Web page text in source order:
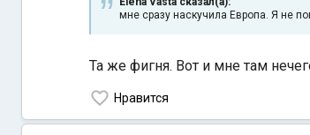
мне сразу наскучила Европа. Я не
Та же фигня. Вот и мне там
Нравится